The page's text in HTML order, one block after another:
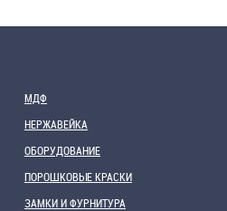
МДФ
НЕРЖАВЕЙКА
ОБОРУДОВАНИЕ
ПОРОШКОВЫЕ КРАСКИ
ЗАМКИ И ФУРНИТУРА